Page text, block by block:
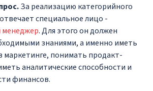
За реализацию категорийного
специальное лицо -
менеджер. Для этого он должен
знаниями, а именно иметь
понимать продакт-
аналитические способности и
финансов.